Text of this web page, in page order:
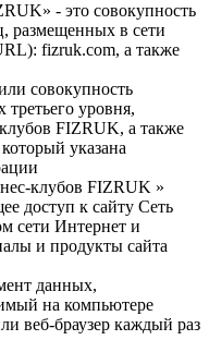
- это совокупность
размещенных в сети
fizruk.com, а также
совокупность
уровня,
FIZRUK, а также
указана
клубов FIZRUK »
доступ к сайту Сеть
сети Интернет и
и продукты сайта
данных,
на компьютере
веб-браузер каждый раз